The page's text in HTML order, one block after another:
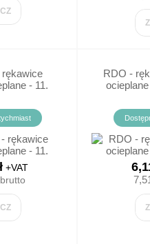
NYLONOWA
D
- 11.
+VAT
RDO -